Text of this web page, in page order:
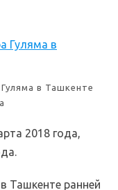
в Ташкенте
2018 года,
Ташкенте ранней